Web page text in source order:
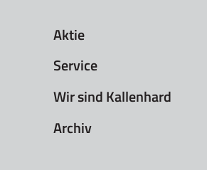
Aktie
Service
Wir sind Kallenhard
Archiv